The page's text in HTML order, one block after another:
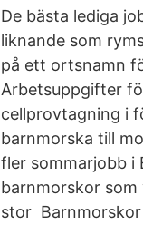
De bästa lediga
liknande som
på ett ortsnamn
Arbetsuppgifter
cellprovtagning i
barnmorska till
fler sommarjobb i
barnmorskor som
stor